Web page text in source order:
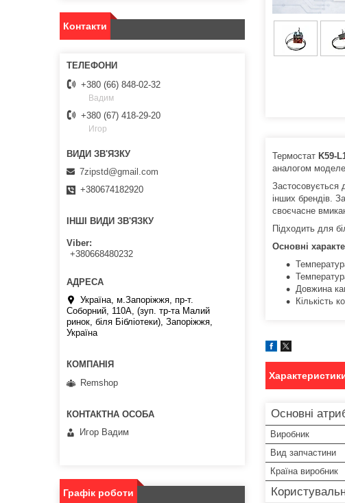
Термостат K59-
аналогом
Застосовується
інших брендів.
своєчасне
Підходить для
Основні
Довжина
Кількість
Основні
Виробник
Вид запчастини
Країна виробник
Контакти
+380 (66) 848-02-32
Вадим
+380 (67) 418-29-20
Игор
7zipstd@gmail.com
+380674182920
ІНШІ ВИДИ ЗВ'ЯЗКУ
Viber
+380668480232
Україна, м.Запоріжжя, пр-т.
Соборний, 110А, (зуп. тр-та Малий
ринок, біля Бібліотеки), Запоріжжя,
Україна
Remshop
Игор Вадим
Графік роботи